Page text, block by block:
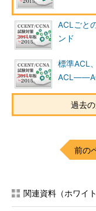
ACLごと
ンド
標準ACL
過去
前の
関連資料（ホワイ